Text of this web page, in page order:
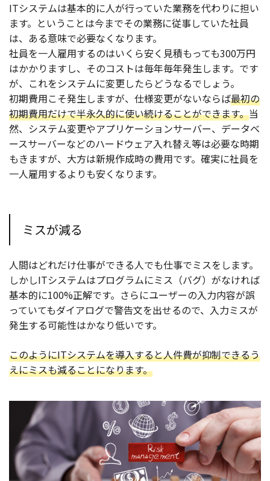
ITシステムは基本的に人が行っていた業務を代わりに担い
ます。ということは今までその業務に従事していた社員
は、ある意味で必要なくなります。
社員を一人雇用するのはいくら安く見積もっても300万円
はかかりますし、そのコストは毎年毎年発生します。です
が、これをシステムに変更したらどうなるでしょう。
初期費用こそ発生しますが、仕様変更がないならば最初の
初期費用だけで半永久的に使い続けることができます。当
然、システム変更やアプリケーションサーバー、データベ
ースサーバーなどのハードウェア入れ替え等は必要な時期
もきますが、大方は新規作成時の費用です。確実に社員を
一人雇用するよりも安くなります。
ミスが減る
人間はどれだけ仕事ができる人でも仕事でミスをします。
しかしITシステムはプログラムにミス（バグ）がなければ
基本的に100%正解です。さらにユーザーの入力内容が誤
っていてもダイアログで警告文を出せるので、入力ミスが
発生する可能性はかなり低いです。
このようにITシステムを導入すると人件費が抑制できるう
えにミスも減ることになります。